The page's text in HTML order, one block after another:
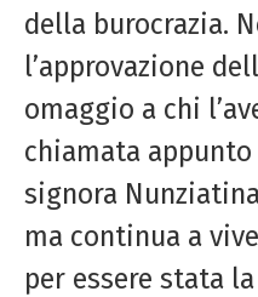
della burocrazia.
l’approvazione
omaggio a chi
chiamata appunto
signora
ma continua a
per essere stata